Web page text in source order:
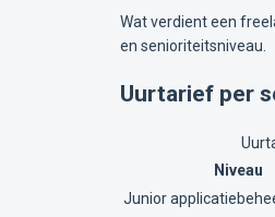
Wat verdient een
en senioriteitsniveau.
Uurtarief per
Niveau
Junior